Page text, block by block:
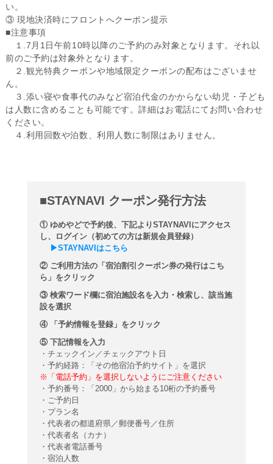
い。
③ 現地決済時にフロントへクーポン提示
■注意事項
１.7月1日午前10時以降のご予約のみ対象となります。それ以
前のご予約は対象外となります。
２.観光特典クーポンや地域限定クーポンの配布はございませ
ん。
３.添い寝や食事代のみなど宿泊代金のかからない幼児・子ども
は人数に含めることも可能です。詳細はお電話にてお問い合わせ
ください。
４.利用回数や泊数、利用人数に制限はありません。
■STAYNAVI クーポン発行方法
① ゆめやどで予約後、下記よりSTAYNAVIにアクセス
し、ログイン（初めての方は新規会員登録）
▶STAYNAVIはこちら
② ご利用方法の「宿泊割引クーポン券の発行はこち
ら」をクリック
③ 検索ワード欄に宿泊施設名を入力・検索し、該当施
設を選択
④ 「予約情報を登録」をクリック
⑤ 下記情報を入力
・チェックイン／チェックアウト日
・予約経路：「その他宿泊予約サイト 」を選択
※「電話予約」を選択しないようにご注意ください
・予約番号：「2000」から始まる10桁の予約番号
・ご予約日
・プラン名
・代表者の都道府県／郵便番号／住所
・代表者名（カナ）
・代表者電話番号
・宿泊人数